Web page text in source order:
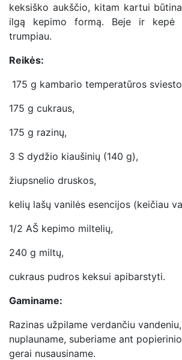
keksiško aukščio, kitam kartui
ilgą kepimo formą. Beje ir kepė
trumpiau.
Reikės:
175 g kambario temperatūros
175 g cukraus,
175 g razinų,
3 S dydžio kiaušinių (140 g),
žiupsnelio druskos,
kelių lašų vanilės esencijos (keičiau
1/2 AŠ kepimo miltelių,
240 g miltų,
cukraus pudros keksui apibarstyti.
Gaminame:
Razinas užpilame verdančiu
nuplauname, suberiame ant
gerai nusausiname.